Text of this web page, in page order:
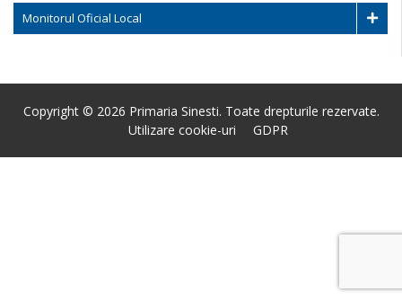
Monitorul Oficial Local
Copyright © 2026 Primaria Sinesti. Toate drepturile rezervate.
Utilizare cookie-uri
GDPR